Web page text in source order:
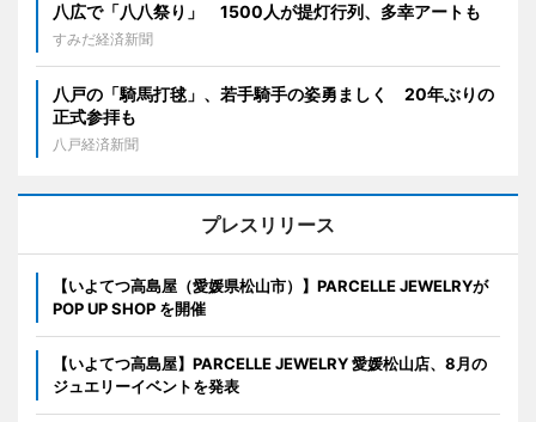
八広で「八八祭り」 1500人が提灯行列、多幸アートも
すみだ経済新聞
八戸の「騎馬打毬」、若手騎手の姿勇ましく 20年ぶりの
正式参拝も
八戸経済新聞
プレスリリース
【いよてつ高島屋（愛媛県松山市）】PARCELLE JEWELRYが
POP UP SHOP を開催
【いよてつ高島屋】PARCELLE JEWELRY 愛媛松山店、8月の
ジュエリーイベントを発表